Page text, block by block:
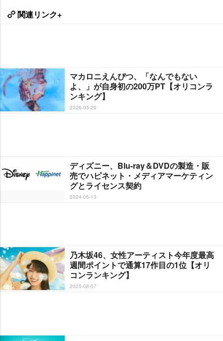
関連リンク+
マカロニえんぴつ、「なんでもない
よ、」が自身初の200万PT【オリコンラ
ンキング】
2026-05-29
ディズニー、Blu-ray＆DVDの製造・販
売でハピネット・メディアマーケティン
グとライセンス契約
2024-05-13
乃木坂46、女性アーティスト今年度最高
週間ポイントで通算17作目の1位【オリ
コンランキング】
2025-08-07